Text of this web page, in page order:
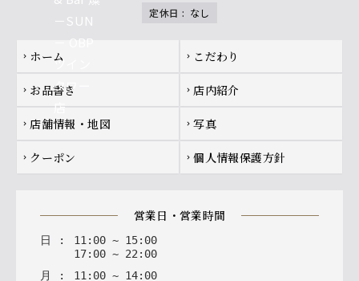
定休日 : なし
Footer navigation
chevron_right ホーム chevron_right こだわり
chevron_right お品書き chevron_right 店内紹介
chevron_right 店舗情報・地図 chevron_right 写真
chevron_right クーポン chevron_right 個人情報保護方針
営業日・営業時間
日 : 11: 00 ~ 15: 00
17: 00 ~ 22: 00
月
: 11 : 00 ~ 14: 00